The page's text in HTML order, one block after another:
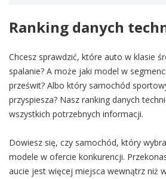
Ranking danych
Chcesz sprawdzić, które auto w klasie
spalanie? A może jaki model w
prześwit? Albo który samochód
przyspiesza? Nasz ranking danych
wszystkich potrzebnych informacji.
Dowiesz się, czy samochód, który
modele w ofercie konkurencji.
aucie jest więcej miejsca wewnątrz niż